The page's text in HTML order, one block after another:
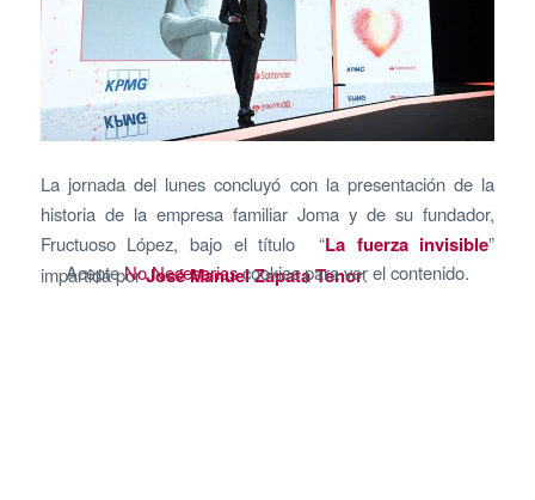
La jornada del lunes concluyó con la presentación de la
historia de la empresa familiar Joma y de su fundador,
Fructuoso López, bajo el título “La fuerza invisible”
impartida porJosé ManuelZapata Tenor.
AcepteNo Necesariascookies para ver el contenido.